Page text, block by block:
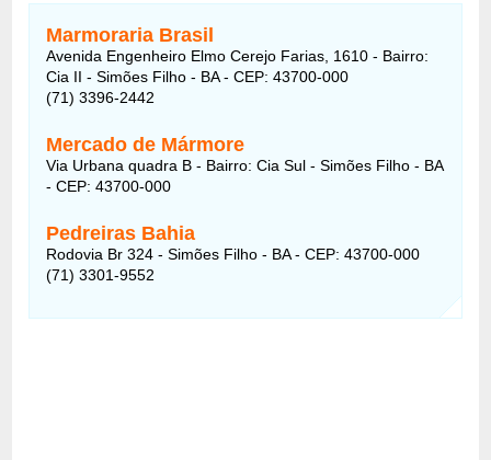
Marmoraria Brasil
Avenida Engenheiro Elmo Cerejo Farias, 1610 - Bairro:
Cia II - Simões Filho - BA - CEP: 43700-000
(71) 3396-2442
Mercado de Mármore
Via Urbana quadra B - Bairro: Cia Sul - Simões Filho - BA
- CEP: 43700-000
Pedreiras Bahia
Rodovia Br 324 - Simões Filho - BA - CEP: 43700-000
(71) 3301-9552